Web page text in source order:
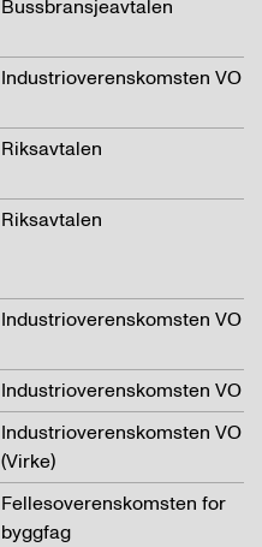
Bussbransjeavtalen
Industrioverenskomsten VO
Riksavtalen
Riksavtalen
Industrioverenskomsten VO
Industrioverenskomsten VO
Industrioverenskomsten VO
(Virke)
Fellesoverenskomsten for
byggfag